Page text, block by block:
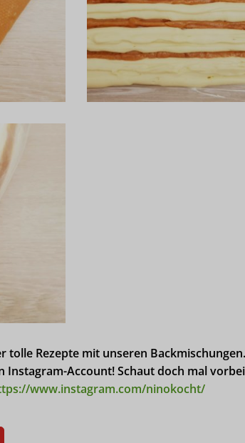
tolle Rezepte mit unseren
Account! Schaut doch mal
www.instagram.com/ninokocht/